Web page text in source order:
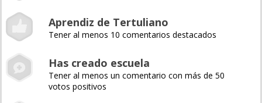
Aprendiz de Tertuliano
Tener al menos 10 comentarios destacados
Has creado escuela
Tener al menos un comentario con más de 50
votos positivos